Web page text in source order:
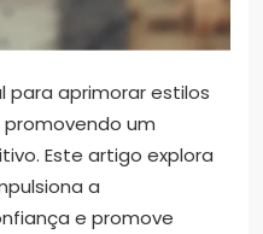
para aprimorar estilos
um
Este artigo explora
a
e promove